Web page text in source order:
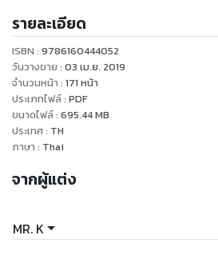
รายละเอียด
ISBN : 9786160444052
วันวางขาย : 03 เม.ย. 2019
จำนวนหน้า : 171 หน้า
ประเภทไฟล์: PDF
ขนาดไฟล์: 695.44MB
ประเทศ: TH
ภาษา : Thai
จากผู้แต่ง
MR. K